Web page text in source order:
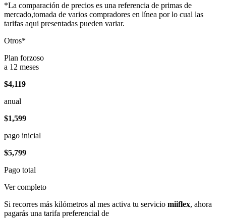
*La comparación de precios es una referencia de primas de
mercado,tomada de varios compradores en línea por lo cual las
tarifas aqui presentadas pueden variar.
Otros*
Plan forzoso
a 12 meses
$4,119
anual
$1,599
pago inicial
$5,799
Pago total
Ver completo
Si recorres más kilómetros al mes activa tu servicio miiflex, ahora
pagarás una tarifa preferencial de